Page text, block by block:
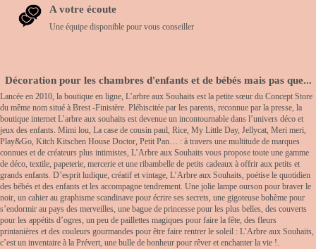
A votre écoute
Une équipe disponible pour vous conseiller
Décoration pour les chambres d'enfants et de bébés mais pas que...
Lancée en 2010, la boutique en ligne, L’arbre aux Souhaits est la petite sœur du Concept Store
du même nom situé à Brest -Finistère. Plébiscitée par les parents, reconnue par la presse, la
boutique internet L’arbre aux souhaits est devenue un incontournable dans l’univers déco et
jeux des enfants. Mimi lou, La case de cousin paul, Rice, My Little Day, Jellycat, Meri meri,
Play&Go, Kitch Kitschen House Doctor, Petit Pan… : à travers une multitude de marques
connues et de créateurs plus intimistes, L’Arbre aux Souhaits vous propose toute une gamme
de déco, textile, papeterie, mercerie et une ribambelle de petits cadeaux à offrir aux petits et
grands enfants. D’esprit ludique, créatif et vintage, L’Arbre aux Souhaits, poétise le quotidien
des bébés et des enfants et les accompagne tendrement. Une jolie lampe ourson pour braver le
noir, un cahier au graphisme scandinave pour écrire ses secrets, une gigoteuse bohème pour
s’endormir au pays des merveilles, une bague de princesse pour les plus belles, des couverts
pour les appétits d’ogres, un peu de paillettes magiques pour faire la fête, des fleurs
printanières et des couleurs gourmandes pour être faire rentrer le soleil : L’Arbre aux Souhaits,
c’est un inventaire à la Prévert, une bulle de bonheur pour rêver et enchanter la vie !.